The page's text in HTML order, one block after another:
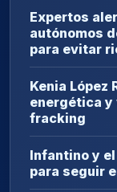
Expertos
autónomos
para evitar
Kenia López
energética
fracking
Infantino y
para seguir